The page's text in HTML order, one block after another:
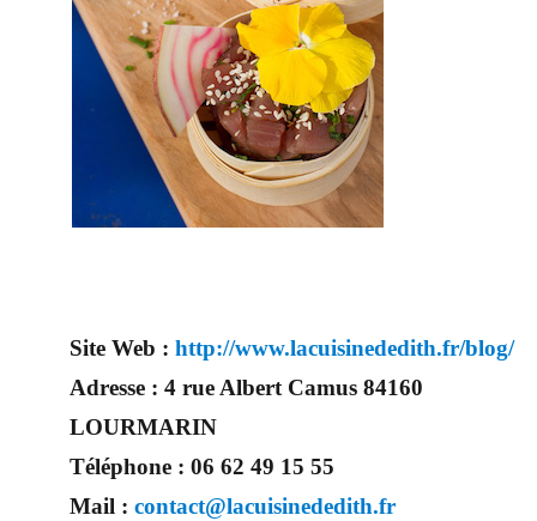
Site Web : http://www.lacuisinededith.fr/blog/
Adresse : 4 rue Albert Camus 84160
LOURMARIN
Téléphone : 06 62 49 15 55
Mail : contact@lacuisinededith.fr